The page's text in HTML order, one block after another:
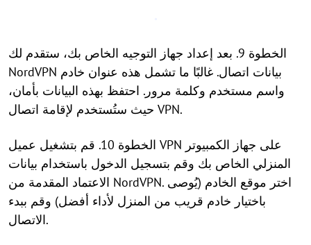
الخطوة 9. بعد إعداد جهاز التوجيه الخاص بك، ستقدم لك
NordVPN بيانات اتصال. غالبًا ما تشمل هذه عنوان خادم
واسم مستخدم وكلمة مرور. احتفظ بهذه البيانات بأمان،
حيث ستُستخدم لإقامة اتصال VPN.
الخطوة 10. قم بتشغيل عميل VPN على جهاز الكمبيوتر
المنزلي الخاص بك وقم بتسجيل الدخول باستخدام بيانات
الاعتماد المقدمة من NordVPN. اختر موقع الخادم (يُوصى
باختيار خادم قريب من المنزل لأداء أفضل) وقم ببدء
الاتصال.